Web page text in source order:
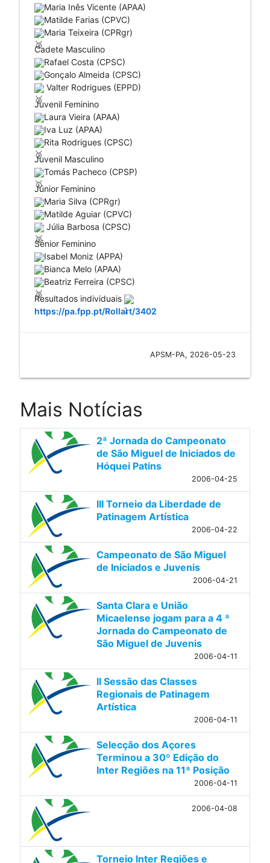
Maria Inês Vicente (APAA)
Matilde Farias (CPVC)
Maria Teixeira (CPRgr)
Cadete Masculino
Rafael Costa (CPSC)
Gonçalo Almeida (CPSC)
Valter Rodrigues (EPPD)
Juvenil Feminino
Laura Vieira (APAA)
Iva Luz (APAA)
Rita Rodrigues (CPSC)
Juvenil Masculino
Tomás Pacheco (CPSP)
Júnior Feminino
Maria Silva (CPRgr)
Matilde Aguiar (CPVC)
Júlia Barbosa (CPSC)
Sénior Feminino
Isabel Moniz (APPA)
Bianca Melo (APAA)
Beatriz Ferreira (CPSC)
Resultados individuais
https://pa.fpp.pt/Rollart/3402
APSM-PA, 2026-05-23
Mais Notícias
2ª Jornada do Campeonato
de São Miguel de Iniciados de
Hóquei Patins
2006-04-25
III Torneio da Liberdade de
Patinagem Artística
2006-04-22
Campeonato de São Miguel
de Iniciados e Juvenis
2006-04-21
Santa Clara e União
Micaelense jogam para a 4 ª
Jornada do Campeonato de
São Miguel de Juvenis
2006-04-11
II Sessão das Classes
Regionais de Patinagem
Artística
2006-04-11
Selecção dos Açores
Terminou a 30º Edição do
Inter Regiões na 11ª Posição
2006-04-11
2006-04-08
Torneio Inter Regiões e